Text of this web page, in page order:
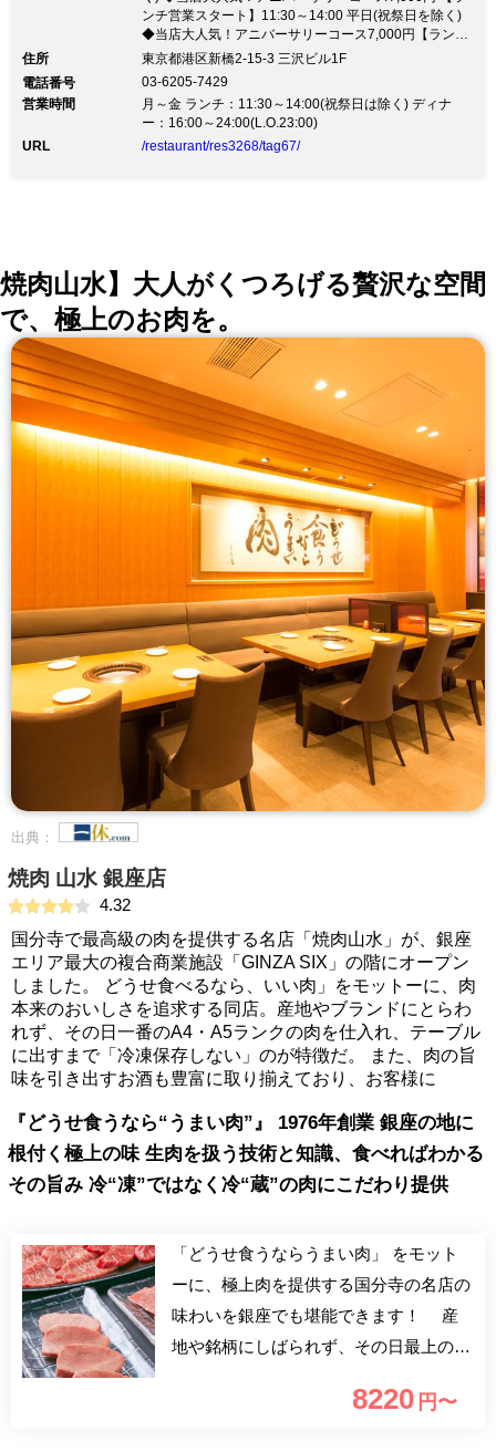
ンチ営業スタート】11:30～14:00 平日(祝祭日を除く)
◆当店大人気！アニバーサリーコース7,000円【ランチ
営業スタート】 900円～ランチメニューをご用意致しま
サリーコース7,000円(税抜) 厳選A5黒毛和牛希少部位を
使用した『肉ケーキ』が大人気！ デート・記念日等大
切な日に、厳選A5黒毛和牛の贅沢焼肉 厳選された美味
しいワインをリーズナブルな価格でご用意しておりま
住所
東京都港区新橋2-15-3 三沢ビル1F
電話番号
03-6205-7429
営業時間
月～金 ランチ：11:30～14:00(祝祭日は除く) ディナ
ー：16:00～24:00(L.O.23:00)
URL
/restaurant/res3268/tag67/
焼肉山水】大人がくつろげる贅沢な空間
で、極上のお肉を。
出典：
焼肉 山水 銀座店
4.32
国分寺で最高級の肉を提供する名店「焼肉山水」が、銀座
エリア最大の複合商業施設「GINZA SIX」の階にオープン
しました。 どうせ食べるなら、いい肉」をモットーに、肉
本来のおいしさを追求する同店。産地やブランドにとらわ
れず、その日一番のA4・A5ランクの肉を仕入れ、テーブル
に出すまで「冷凍保存しない」のが特徴だ。 また、肉の旨
味を引き出すお酒も豊富に取り揃えており、お客様に
『どうせ食うなら“うまい肉”』 1976年創業 銀座の地に
根付く極上の味 生肉を扱う技術と知識、食べればわかる
その旨み 冷“凍”ではなく冷“蔵”の肉にこだわり提供
「どうせ食うならうまい肉」 をモット
ーに、極上肉を提供する国分寺の名店の
味わいを銀座でも堪能できます！ 産
地や銘柄にしばられず、その日最上の
への提供まで「冷凍保存を一切しない」
8220 円〜